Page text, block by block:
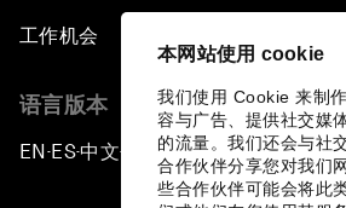
本网站使用 cookie
我们使用 Cookie 来制
容与广告、提供社交媒
的流量。我们还会与社
合作伙伴分享您对我们
些合作伙伴可能会将此
工作机会
语言版本
EN ▪ES▪中文▪ 日本語